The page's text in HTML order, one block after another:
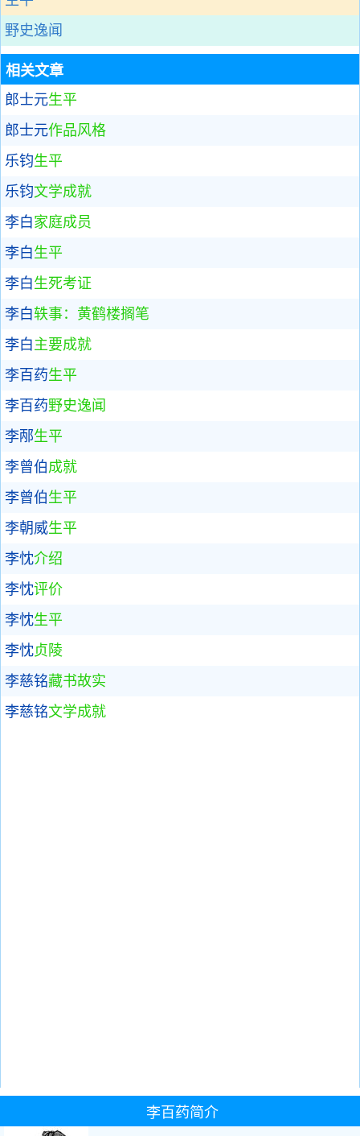
野史逸闻
相关文章
郎士元生平
郎士元作品风格
乐钧生平
乐钧文学成就
李白家庭成员
李白生平
李白生死考证
李白轶事：黄鹤楼搁笔
李白主要成就
李百药生平
李百药野史逸闻
李邴生平
李曾伯成就
李曾伯生平
李朝威生平
李忱介绍
李忱评价
李忱生平
李忱贞陵
李慈铭藏书故实
李慈铭文学成就
李百药简介